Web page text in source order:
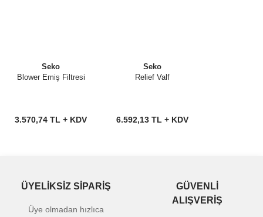
Seko
Blower Emiş Filtresi
3.570,74 TL + KDV
Seko
Relief Valf
6.592,13 TL + KDV
ÜYELİKSİZ SİPARİŞ
Üye olmadan hızlıca
GÜVENLİ
ALIŞVERİŞ